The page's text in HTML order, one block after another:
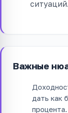
ситуаций.
Важные
дать как
процента.